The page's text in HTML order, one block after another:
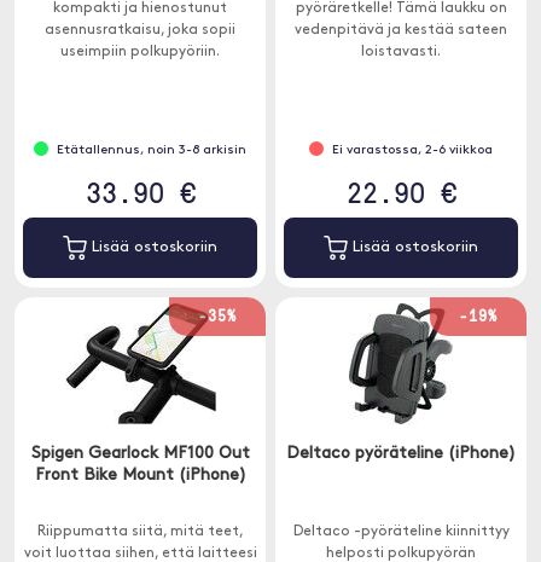
kompakti ja hienostunut
asennusratkaisu, joka sopii
useimpiin polkupyöriin.
Etätallennus, noin 3-8 arkisin
33.90 €
Lisää ostoskoriin
pyöräretkelle! Tämä laukku on
vedenpitävä ja kestää sateen
loistavasti.
Ei varastossa, 2-6 viikkoa
22.90 €
Lisää ostoskoriin
-35%
Spigen Gearlock MF100 Out
Front Bike Mount (iPhone)
Riippumatta siitä, mitä teet,
voit luottaa siihen, että laitteesi
-19%
Deltaco pyöräteline (iPhone)
Deltaco -pyöräteline kiinnittyy
helposti polkupyörän